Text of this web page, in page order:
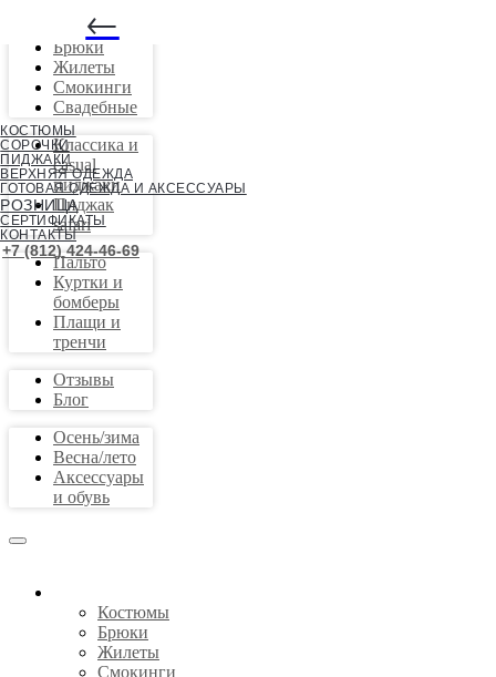
КОСТЮМЫ
←
СОРОЧКИ
ПИДЖАКИ
ВЕРХНЯЯ ОДЕЖДА
ГОТОВАЯ ОДЕЖДА И АКСЕССУАРЫ
РОЗНИЦА
СЕРТИФИКАТЫ
КОНТАКТЫ
+7 (812) 424-46-69
Костюмы
Брюки
Жилеты
Смокинги
Свадебные
Классика и
casual
пиджаки
Пиджак
safari
Пальто
Куртки и
бомберы
Плащи и
тренчи
Отзывы
Блог
Осень/зима
Весна/лето
Аксессуары
и обувь
Костюмы
Брюки
Жилеты
Смокинги